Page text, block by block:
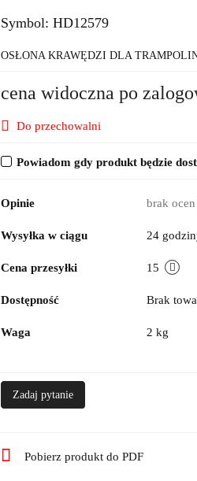
Symbol:HD12579
OSŁONA KRAWĘDZI DLA
cena widoczna po
Do przechowalni
Powiadom gdy produkt będzie
Opinie brak
Wysyłka w ciągu 24
Cena przesyłki 15
Dostępność Brak
Waga 2 kg
Zadaj pytanie
Pobierz produkt do PDF